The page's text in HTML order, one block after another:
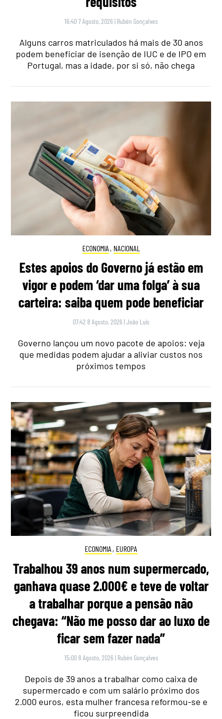
16:40 7 Agosto, 2026 | Rubén Gonçalves
Alguns carros matriculados há mais de 30 anos
podem beneficiar de isenção de IUC e de IPO em
Portugal, mas a idade, por si só, não chega
ECONOMIA , NACIONAL
Estes apoios do Governo já estão em
vigor e podem ‘dar uma folga’ à sua
carteira: saiba quem pode beneficiar
07:42 8 Agosto, 2026 |João Luís
Governo lançou um novo pacote de apoios: veja
que medidas podem ajudar a aliviar custos nos
próximos tempos
ECONOMIA , EUROPA
Trabalhou 39 anos num supermercado,
ganhava quase 2.000€ e teve de voltar
a trabalhar porque a pensão não
chegava: “Não me posso dar ao luxo de
ficar sem fazer nada”
15:00 8 Agosto, 2026 | Rubén Gonçalves
Depois de 39 anos a trabalhar como caixa de
supermercado e com um salário próximo dos
2.000 euros, esta mulher francesa reformou-se e
ficou surpreendida